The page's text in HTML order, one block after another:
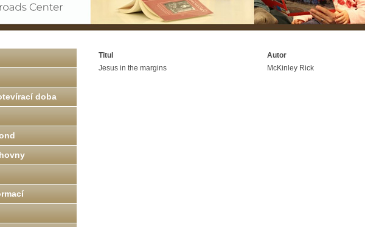
Titul Autor
Jesus in the margins
McKinley Rick
doba